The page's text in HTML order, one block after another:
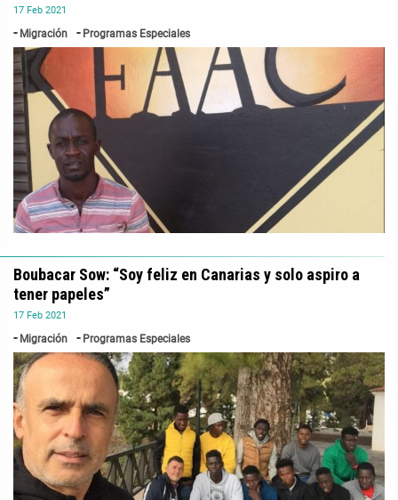
17 Feb 2021
Migración Programas Especiales
17 Feb 2021
Migración Programas Especiales
Boubacar Sow: “Soy feliz en Canarias y solo aspiro a
tener papeles”